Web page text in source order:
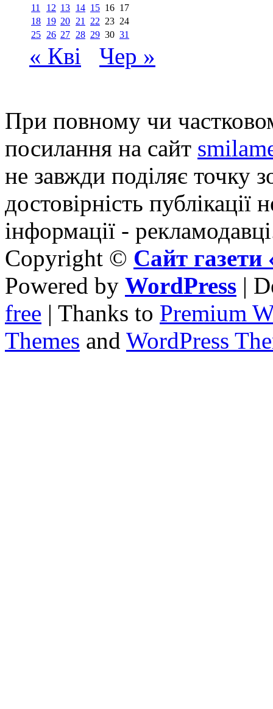
11
12 13 14 15 16 17
18 19 20 21 22 23 24
25 26 27 28 29 30 31
« Кві Чер »
При повному чи
посилання на сайт
не завжди поділяє точку
достовірність публікації
інформації -
Copyright © Сайт
Powered by WordPress |
free | Thanks to Premium
Themes and WordPress